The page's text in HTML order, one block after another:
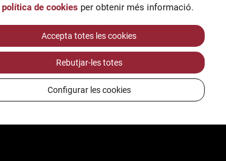
política de cookies per obtenir més informació.
Accepta totes les cookies
Rebutjar-les totes
Configurar les cookies